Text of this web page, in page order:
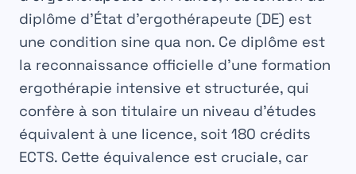
diplôme d’État d’ergothérapeute (DE) est
une condition sine qua non. Ce diplôme est
la reconnaissance officielle d’une formation
ergothérapie intensive et structurée, qui
confère à son titulaire un niveau d’études
équivalent à une licence, soit 180 crédits
ECTS. Cette équivalence est cruciale, car